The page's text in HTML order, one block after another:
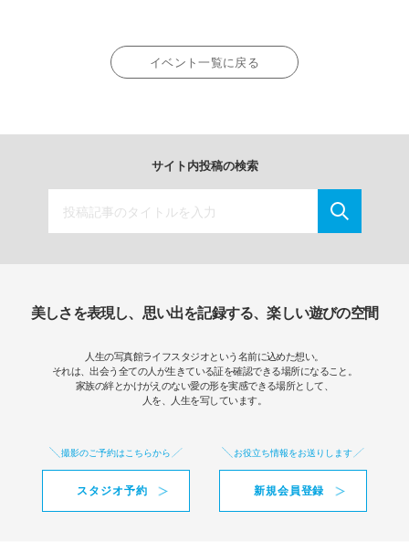
イベント一覧に戻る
サイト内投稿の検索
美しさを表現し、思い出を記録する、楽しい遊びの空間
人生の写真館ライフスタジオという名前に込めた想い。
それは、出会う全ての人が生きている証を確認できる場所になること。
家族の絆とかけがえのない愛の形を実感できる場所として、
人を、人生を写しています。
撮影のご予約はこちらから
スタジオ予約
お役立ち情報をお送りします
新規会員登録